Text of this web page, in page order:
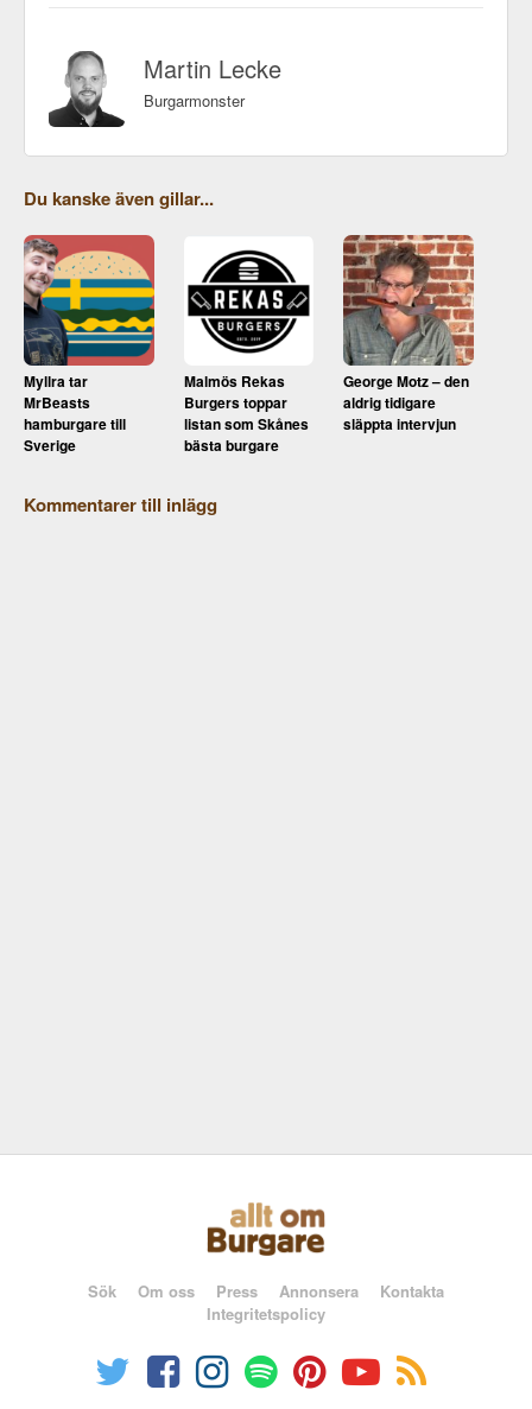
Martin Lecke
Burgarmonster
Du kanske även gillar...
Myllra tar
MrBeasts
hamburgare till
Sverige
Malmös Rekas
Burgers toppar
listan som Skånes
bästa burgare
George Motz – den
aldrig tidigare
släppta intervjun
Kommentarer till inlägg
Sök Om oss Press Annonsera
Kontakta
Integritetspolicy